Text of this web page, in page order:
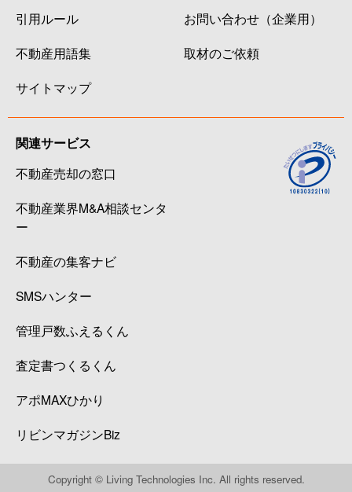
引用ルール
不動産用語集
サイトマップ
お問い合わせ（企業用）
取材のご依頼
関連サービス
不動産売却の窓口
不動産業界M&A相談センタ
ー
不動産の集客ナビ
SMSハンター
管理戸数ふえるくん
査定書つくるくん
アポMAXひかり
リビンマガジンBiz
Copyright © Living Technologies Inc. All rights reserved.